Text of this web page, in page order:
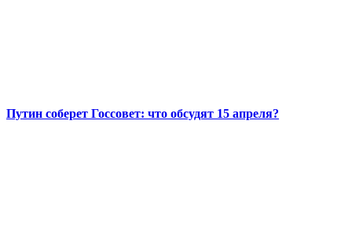
Путин соберет Госсовет: что обсудят 15 апреля?